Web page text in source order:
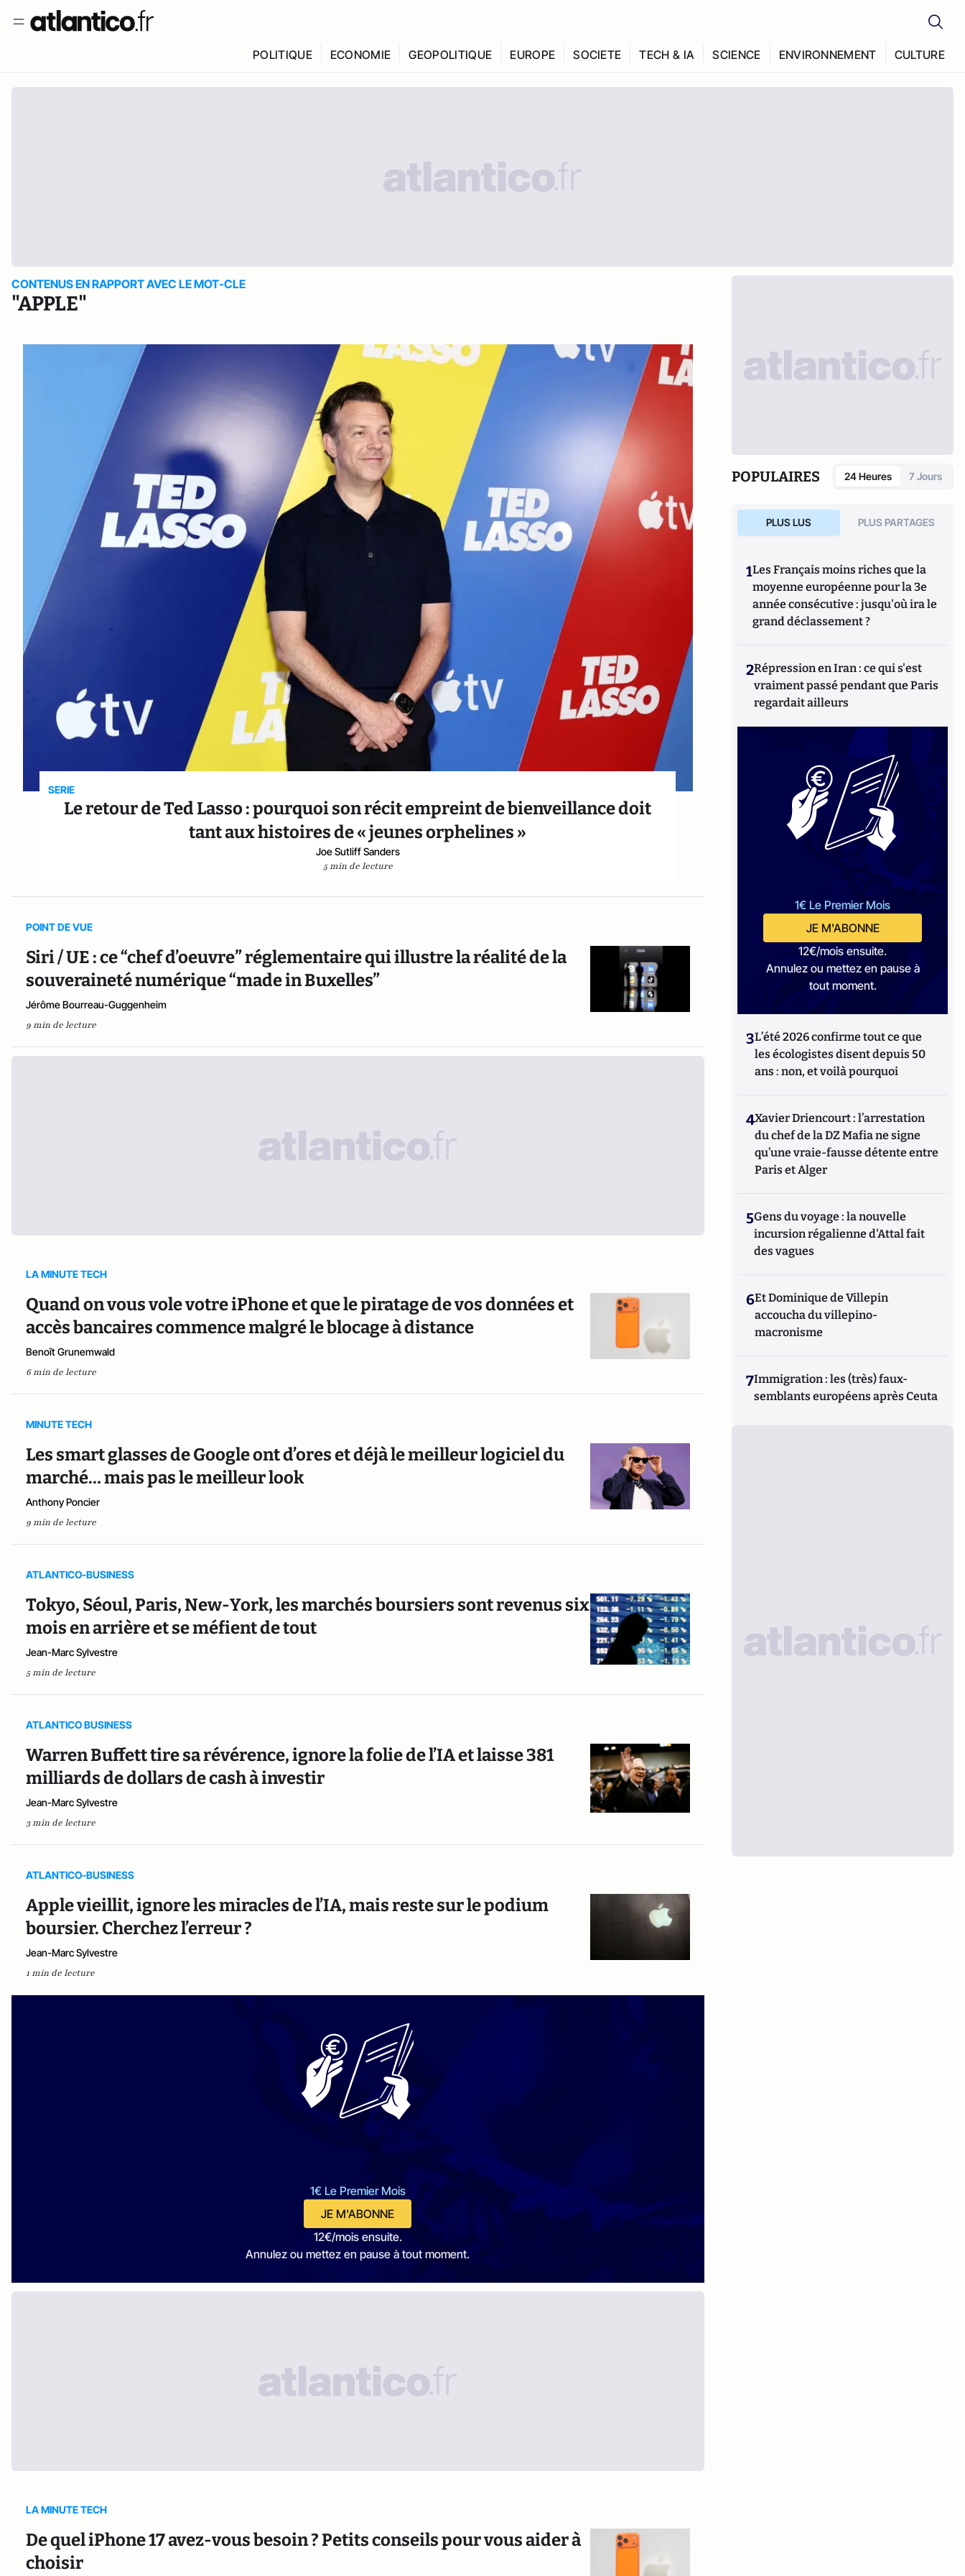
POLITIQUE ECONOMIE GEOPOLITIQUE EUROPE SOCIETE TECH & IA SCIENCE ENVIRONNEMENT CULTURE
CONTENUS EN RAPPORT AVEC LE MOT-CLE
"APPLE"
SERIE
Le retour de Ted Lasso : pourquoi son récit empreint de bienveillance doit
tant aux histoires de « jeunes orphelines »
Joe Sutliff Sanders
5 min de lecture
POINT DE VUE
Siri / UE : ce “chef d’oeuvre” réglementaire qui illustre la réalité de la
souveraineté numérique “made in Buxelles”
Jérôme Bourreau-Guggenheim
9 min de lecture
LA MINUTE TECH
Quand on vous vole votre iPhone et que le piratage de vos données et
accès bancaires commence malgré le blocage à distance
Benoît Grunemwald
6 min de lecture
MINUTE TECH
Les smart glasses de Google ont d’ores et déjà le meilleur logiciel du
marché… mais pas le meilleur look
Anthony Poncier
9 min de lecture
ATLANTICO-BUSINESS
Tokyo, Séoul, Paris, New-York, les marchés boursiers sont revenus six
mois en arrière et se méfient de tout
Jean-Marc Sylvestre
5 min de lecture
ATLANTICO BUSINESS
Warren Buffett tire sa révérence, ignore la folie de l’IA et laisse 381
milliards de dollars de cash à investir
Jean-Marc Sylvestre
3 min de lecture
ATLANTICO-BUSINESS
Apple vieillit, ignore les miracles de l’IA, mais reste sur le podium
boursier. Cherchez l’erreur ?
Jean-Marc Sylvestre
1 min de lecture
1€ Le Premier Mois
JE M'ABONNE
12€/mois ensuite.
Annulez ou mettez en pause à tout moment.
LA MINUTE TECH
De quel iPhone 17 avez-vous besoin ? Petits conseils pour vous aider à
choisir
POPULAIRES 24 Heures 7 Jours
PLUS LUS PLUS PARTAGES
1Les Français moins riches que la
moyenne européenne pour la 3e
année consécutive : jusqu'où ira le
grand déclassement ?
2Répression en Iran : ce qui s'est
vraiment passé pendant que Paris
regardait ailleurs
1€ Le Premier Mois
JE M'ABONNE
12€/mois ensuite.
Annulez ou mettez en pause à
tout moment.
3L’été 2026 confirme tout ce que
les écologistes disent depuis 50
ans : non, et voilà pourquoi
4Xavier Driencourt : l’arrestation
du chef de la DZ Mafia ne signe
qu’une vraie-fausse détente entre
Paris et Alger
5Gens du voyage : la nouvelle
incursion régalienne d'Attal fait
des vagues
6Et Dominique de Villepin
accoucha du villepino-
macronisme
7Immigration : les (très) faux-
semblants européens après Ceuta